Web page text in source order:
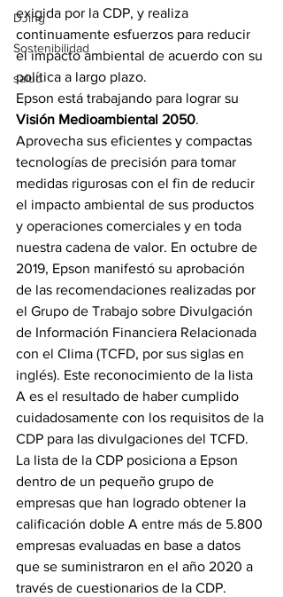
DJing
Sostenibilidad
salud
exigida por la CDP, y realiza
continuamente esfuerzos para reducir
el impacto ambiental de acuerdo con su
política a largo plazo.
Epson está trabajando para lograr su
Visión Medioambiental 2050.
Aprovecha sus eficientes y compactas
tecnologías de precisión para tomar
medidas rigurosas con el fin de reducir
el impacto ambiental de sus productos
y operaciones comerciales y en toda
nuestra cadena de valor. En octubre de
2019, Epson manifestó su aprobación
de las recomendaciones realizadas por
el Grupo de Trabajo sobre Divulgación
de Información Financiera Relacionada
con el Clima (TCFD, por sus siglas en
inglés). Este reconocimiento de la lista
A es el resultado de haber cumplido
cuidadosamente con los requisitos de la
CDP para las divulgaciones del TCFD.
La lista de la CDP posiciona a Epson
dentro de un pequeño grupo de
empresas que han logrado obtener la
calificación doble A entre más de 5.800
empresas evaluadas en base a datos
que se suministraron en el año 2020 a
través de cuestionarios de la CDP.